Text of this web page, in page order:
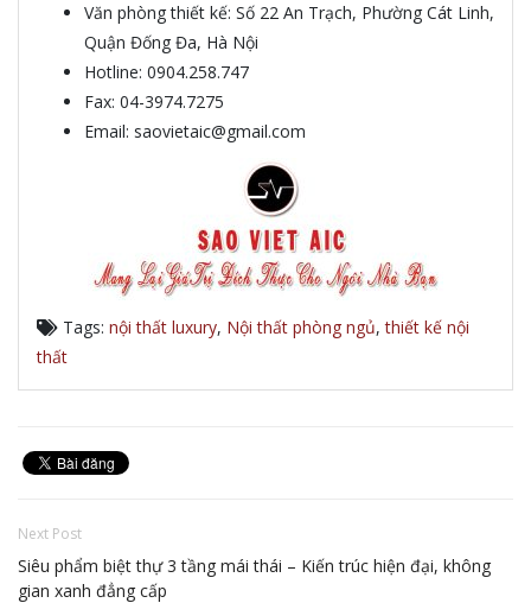
Văn phòng thiết kế: Số 22 An Trạch, Phường Cát Linh,
Quận Đống Đa, Hà Nội
Hotline: 0904.258.747
Fax: 04-3974.7275
Email: saovietaic@gmail.com
Tags: nội thất luxury, Nội thất phòng ngủ,thiết kế nội
thất
Next Post
Siêu phẩm biệt thự 3 tầng mái thái – Kiến trúc hiện đại, không
gian xanh đẳng cấp